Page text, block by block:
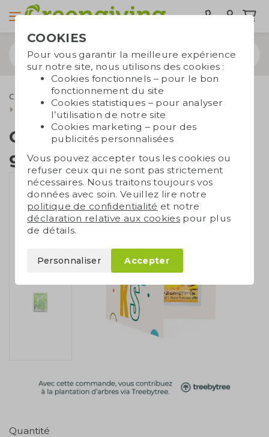
Cadeaux d'affaires écologiques
Sachets de graines
Carte avec sachet de graines
Carte avec sachet de
graines
Quantité
COOKIES
Pour vous garantir la meilleure expérience
sur notre site, nous utilisons des cookies :
Cookies fonctionnels – pour le bon
fonctionnement du site
Cookies statistiques – pour analyser
l’utilisation de notre site
Cookies marketing – pour des
publicités personnalisées
Vous pouvez accepter tous les cookies ou
refuser ceux qui ne sont pas strictement
nécessaires. Nous traitons toujours vos
données avec soin. Veuillez lire notre
politique de confidentialité et notre
déclaration relative aux cookies pour plus
de détails.
Personnaliser Accepter